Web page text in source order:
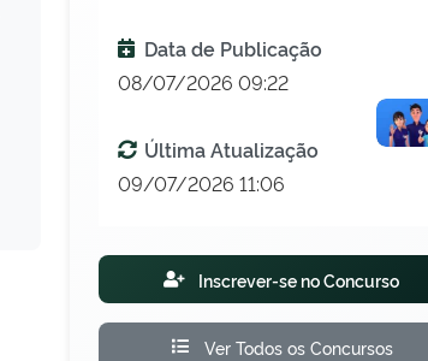
Data de Publicação
08/07/2026 09:22
Última Atualização
09/07/2026 11:06
Inscrever-se no Concurso
Ver Todos os Concursos